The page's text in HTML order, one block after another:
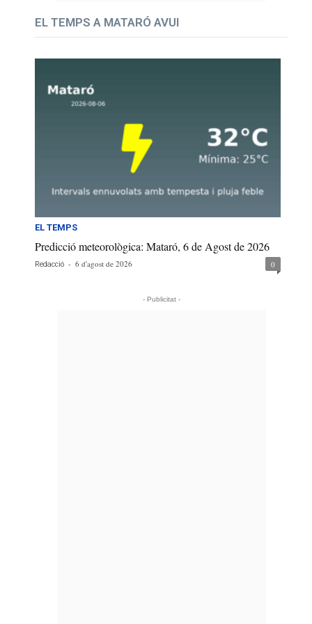
EL TEMPS A MATARÓ AVUI
EL TEMPS
Predicció meteorològica: Mataró, 6 de Agost de 2026
Redacció - 6 d'agost de 2026 0
- Publicitat -